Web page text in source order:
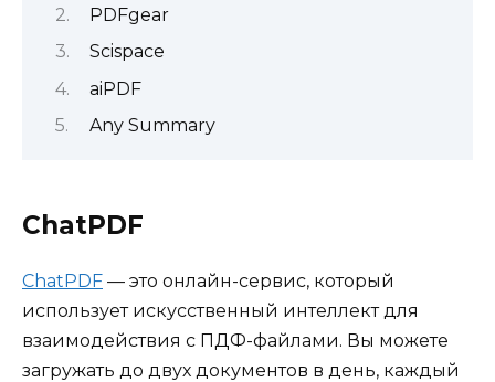
PDFgear
Scispace
aiPDF
Any Summary
СhatPDF
ChatPDF — это онлайн-сервис, который
использует искусственный интеллект для
взаимодействия с ПДФ-файлами. Вы можете
загружать до двух документов в день, каждый